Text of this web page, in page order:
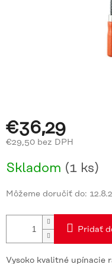
€36,29
€29,50 bez DPH
cena:
Skladom (1 ks)
Môžeme doručiť do:
Pridať
Vysoko kvalitné upínacie